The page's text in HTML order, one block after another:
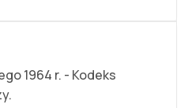
1964 r. - Kodeks